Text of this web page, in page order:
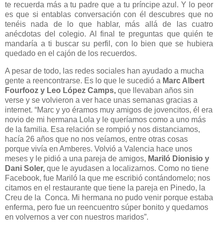
te recuerda más a tu padre que a tu príncipe azul. Y lo peor
es que si entablas conversación con él descubres que no
tenéis nada de lo que hablar, más allá de las cuatro
anécdotas del colegio. Al final te preguntas que quién te
mandaría a ti buscar su perfil, con lo bien que se hubiera
quedado en el cajón de los recuerdos.
A pesar de todo, las redes sociales han ayudado a mucha
gente a reencontrarse. Es lo que le sucedió a Marc Albert
Fourfooz y Leo López Camps, que llevaban años sin
verse y se volvieron a ver hace unas semanas gracias a
internet. “Marc y yo éramos muy amigos de jovencitos, él era
novio de mi hermana Lola y le queríamos como a uno más
de la familia. Esa relación se rompió y nos distanciamos,
hacía 26 años que no nos veíamos, entre otras cosas
porque vivía en Amberes. Volvió a Valencia hace unos
meses y le pidió a una pareja de amigos, Mariló Dionisio y
Dani Soler, que le ayudasen a localizarnos. Como no tiene
Facebook, fue Mariló la que me escribió contándomelo; nos
citamos en el restaurante que tiene la pareja en Pinedo, la
Creu de la Conca. Mi hermana no pudo venir porque estaba
enferma, pero fue un reencuentro súper bonito y quedamos
en volvernos a ver con nuestros maridos”.